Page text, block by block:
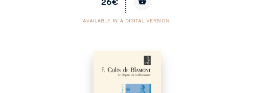
AVAILABLE IN A DIGITAL VERSION